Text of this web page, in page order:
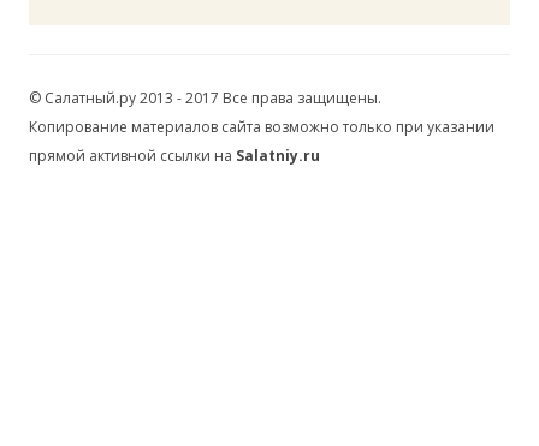
© Салатный.ру 2013 - 2017 Все права защищены.
Копирование материалов сайта возможно только при указании
прямой активной ссылки на Salatniy.ru